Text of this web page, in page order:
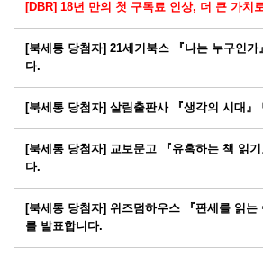
[DBR] 18년 만의 첫 구독료 인상, 더 큰 가치
[북세통 당첨자] 21세기북스 『나는 누구인가
다.
[북세통 당첨자] 살림출판사 『생각의 시대』
[북세통 당첨자] 교보문고 『유혹하는 책 읽
다.
[북세통 당첨자] 위즈덤하우스 『판세를 읽는
를 발표합니다.